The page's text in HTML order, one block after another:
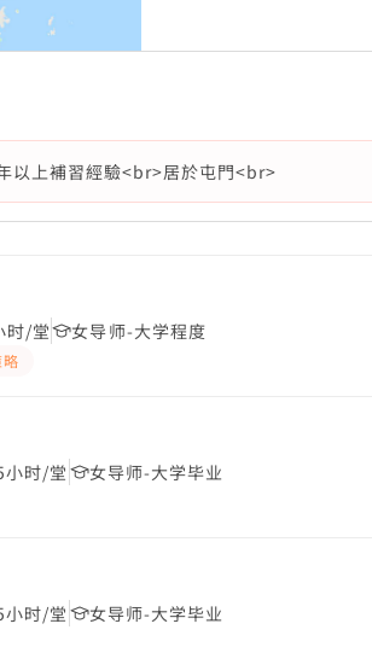
以上補習經驗<br>居於屯門<br>
时/堂 女导师-大学程度
略
时/堂 女导师-大学毕业
时/堂 女导师-大学毕业